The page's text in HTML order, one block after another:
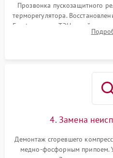
Прозвонка пускозащитного
терморегулятора.
Frost, включая ТЭН оттайки и
платы управления
4. Замена
Демонтаж сгоревшего
медно-фосфорным припоем.